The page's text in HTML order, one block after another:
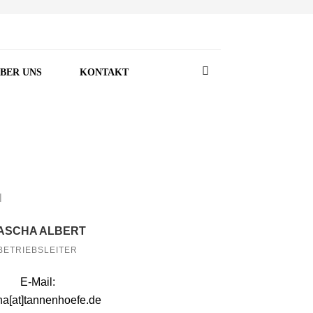
UNS KONTAKT
ALBERT
E-Mail: